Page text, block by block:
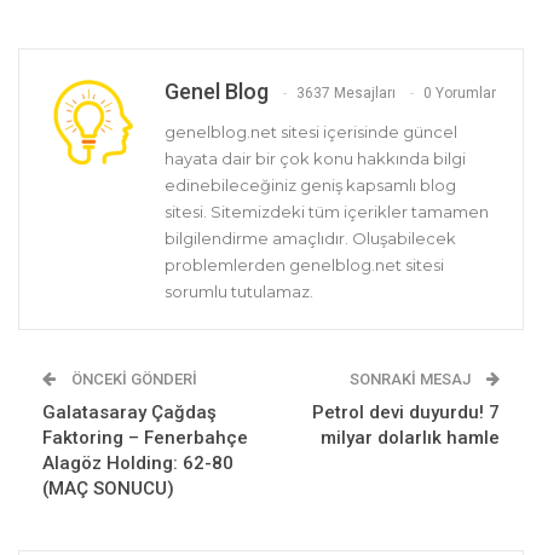
Genel Blog 3637 Mesajları 0 Yorumlar
genelblog.net sitesi içerisinde güncel
hayata dair bir çok konu hakkında bilgi
edinebileceğiniz geniş kapsamlı blog
sitesi. Sitemizdeki tüm içerikler tamamen
bilgilendirme amaçlıdır. Oluşabilecek
problemlerden genelblog.net sitesi
sorumlu tutulamaz.
ÖNCEKI GÖNDERI
Galatasaray Çağdaş
Faktoring – Fenerbahçe
Alagöz Holding: 62-80
(MAÇ SONUCU)
SONRAKI MESAJ
Petrol devi duyurdu! 7
milyar dolarlık hamle